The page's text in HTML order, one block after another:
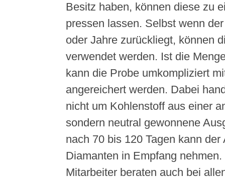
Besitz haben, können diese zu
pressen lassen. Selbst wenn
oder Jahre zurückliegt, können
verwendet werden. Ist die
kann die Probe umkompliziert
angereichert werden. Dabei
nicht um Kohlenstoff aus einer
sondern neutral gewonnene
nach 70 bis 120 Tagen kann
Diamanten in Empfang
Mitarbeiter beraten auch bei